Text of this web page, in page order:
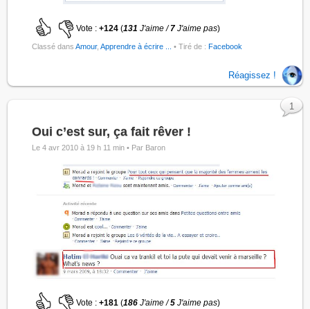
Vote :+124 (131J'aime /7 J'aime pas)
Classé dansAmour,Apprendre à écrire ... • Tiré de :Facebook
Réagissez !
Oui c’est sur, ça fait rêver !
Le 4 avr 2010 à 19 h 11 min • Par Baron
Vote :+181 (186J'aime /5 J'aime pas)
1